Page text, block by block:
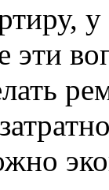
у
эти